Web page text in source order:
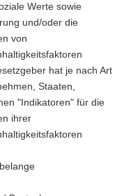
Werte sowie
und/oder die
von
hat je nach Art
Staaten,
"Indikatoren" für die
ihrer